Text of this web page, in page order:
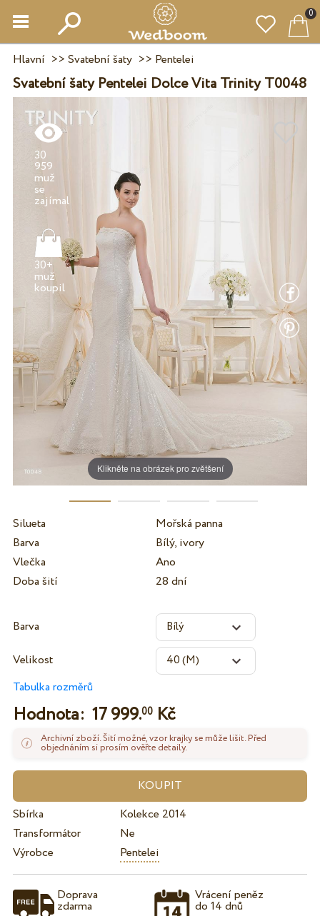
0
Hlavní >> Svatební šaty>> Pentelei
Svatební šaty Pentelei Dolce Vita Trinity T0048
Klikněte na obrázek pro zvětšení
30
959
muž
se
30+
muž
Silueta
Mořská panna
Barva
Bílý, ivory
Vlečka
Ano
Doba šití
28 dní
Barva
Velikost
Tabulka rozměrů
Hodnota: 17 999.00Kč
Archivní zboží. Šití možné, vzor krajky se může lišit. Před
objednáním si prosím ověřte detaily.
Sbírka
Kolekce 2014
Transformátor
Ne
Výrobce
Pentelei
Doprava
zdarma
Vrácení peněz
do 14 dnů